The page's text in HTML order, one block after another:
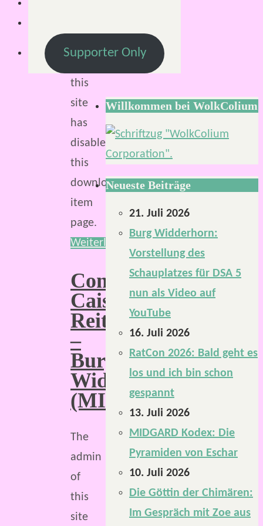
this
site
has
disabled
this
download
item
page.
Weiterlesen
Congan
Caisleán
Reithe
–
Burg
Widderhorn
(MIDGARD)
The
admin
of
this
site
Supporter Only
Willkommen bei WolkColium
Neueste Beiträge
21. Juli 2026
Burg Widderhorn:
Vorstellung des
Schauplatzes für DSA 5
nun als Video auf
YouTube
16. Juli 2026
RatCon 2026: Bald geht es
los und ich bin schon
gespannt
13. Juli 2026
MIDGARD Kodex: Die
Pyramiden von Eschar
10. Juli 2026
Die Göttin der Chimären:
Im Gespräch mit Zoe aus